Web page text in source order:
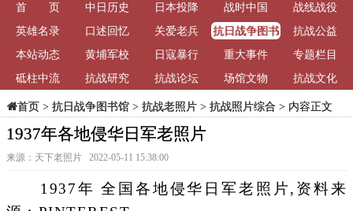
首 页 中日历史 日本投降 战时中国
战线战役
英雄名录
口述回忆 关爱老兵
抗日战争图书
馆
抗战公益
本站动态
黄埔军校 日寇暴行 重大事件
专题栏目
砥柱中流
抗战研究 抗战论坛 场馆文物 抗战文化
首页> 抗日战争图书馆> 抗战老照片> 抗战照片综合> 内容正文
1937年各地侵华日军老照片
来源：天下老照片 2022-05-11 15:38:00
1937年 全国各地侵华日军老照片,资料来